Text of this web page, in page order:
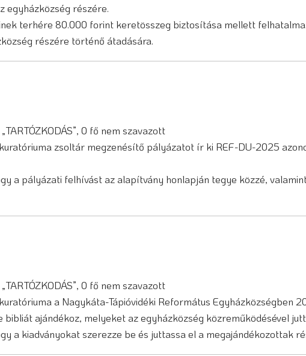
egyházközség részére.
terhére 80.000 forint keretösszeg biztosítása mellett
részére történő átadására.
0 fő nem szavazott
zsoltár megzenésítő pályázatot ír ki REF-DU-2025
a pályázati felhívást az alapítvány honlapján tegye közzé,
0 fő nem szavazott
a Nagykáta-Tápióvidéki Református Egyházközségben
ajándékoz, melyeket az egyházközség közreműködésével
a kiadványokat szerezze be és juttassa el a megajándékozottak